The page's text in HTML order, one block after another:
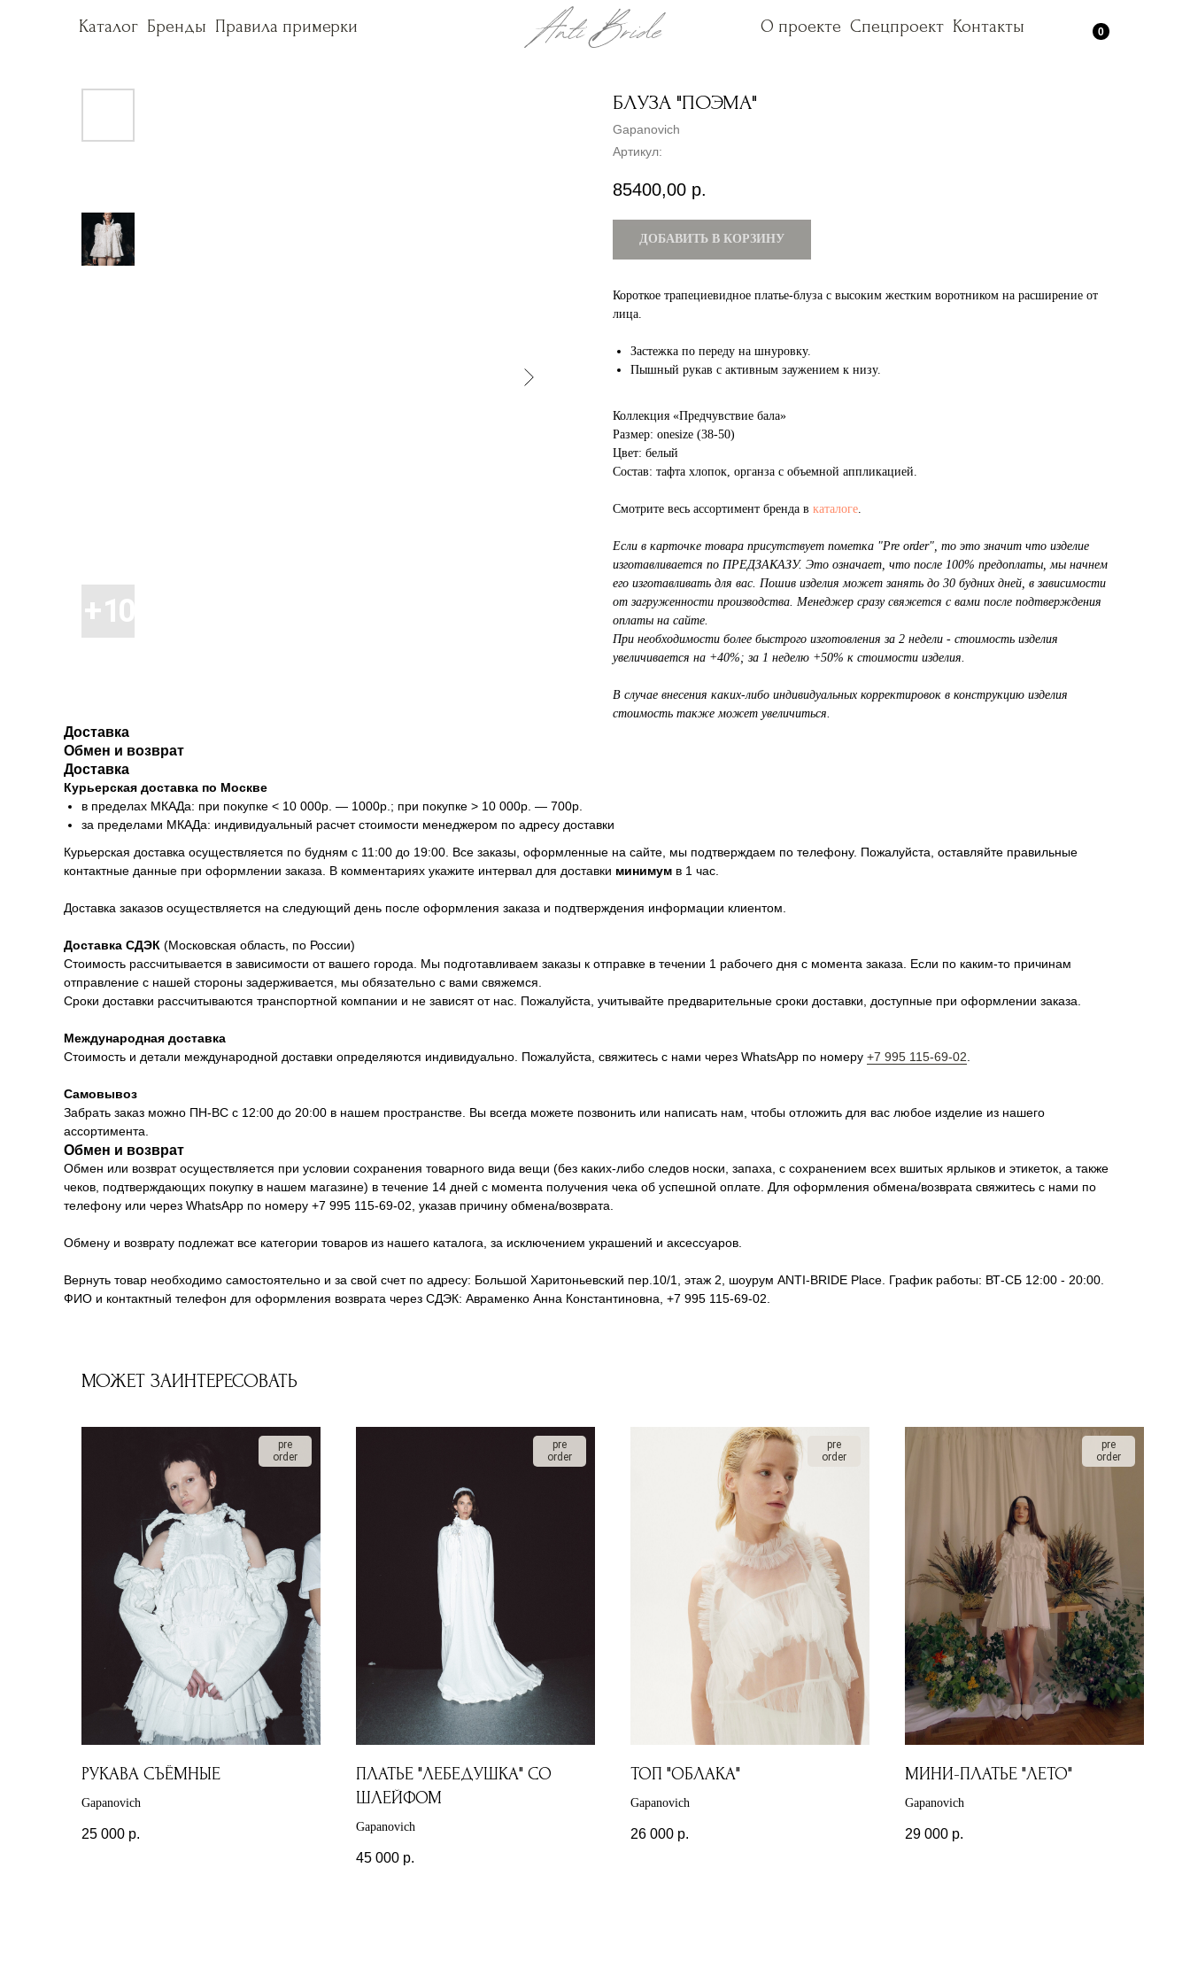
0
О проекте Спецпроект Контакты
Каталог Бренды Правила примерки О проекте Спецпроект Контакты
Каталог Бренды Правила примерки
БЛУЗА "ПОЭМА"
Gapanovich
Артикул:
85400,00 р.
ДОБАВИТЬ В КОРЗИНУ
Короткое трапециевидное платье-блуза с высоким жестким воротником на расширение от
лица.
Застежка по переду на шнуровку.
Пышный рукав с активным заужением к низу.
Коллекция «Предчувствие бала»
Размер: onesize (38-50)
Цвет: белый
Состав: тафта хлопок, органза с объемной аппликацией.
Смотрите весь ассортимент бренда в каталоге.
Если в карточке товара присутствует пометка "Pre order", то это значит что изделие
изготавливается по ПРЕДЗАКАЗУ. Это означает, что после 100% предоплаты, мы начнем
его изготавливать для вас. Пошив изделия может занять до 30 будних дней, в зависимости
от загруженности производства. Менеджер сразу свяжется с вами после подтверждения
оплаты на сайте.
При необходимости более быстрого изготовления за 2 недели - стоимость изделия
увеличивается на +40%; за 1 неделю +50% к стоимости изделия.
В случае внесения каких-либо индивидуальных корректировок в конструкцию изделия
стоимость также может увеличиться.
Доставка
Обмен и возврат
Доставка
Курьерская доставка по Москве
в пределах МКАДа: при покупке < 10 000р. — 1000р.; при покупке > 10 000р. — 700р.
за пределами МКАДа: индивидуальный расчет стоимости менеджером по адресу доставки
Курьерская доставка осуществляется по будням с 11:00 до 19:00. Все заказы, оформленные на сайте, мы подтверждаем по телефону. Пожалуйста, оставляйте правильные
контактные данные при оформлении заказа. В комментариях укажите интервал для доставки минимум в 1 час.
Доставка заказов осуществляется на следующий день после оформления заказа и подтверждения информации клиентом.
Доставка СДЭК (Московская область, по России)
Стоимость рассчитывается в зависимости от вашего города. Мы подготавливаем заказы к отправке в течении 1 рабочего дня с момента заказа. Если по каким-то причинам
отправление с нашей стороны задерживается, мы обязательно с вами свяжемся.
Сроки доставки рассчитываются транспортной компании и не зависят от нас. Пожалуйста, учитывайте предварительные сроки доставки, доступные при оформлении заказа.
Международная доставка
Стоимость и детали международной доставки определяются индивидуально. Пожалуйста, свяжитесь с нами через WhatsApp по номеру +7 995 115-69-02.
Самовывоз
Забрать заказ можно ПН-ВС с 12:00 до 20:00 в нашем пространстве. Вы всегда можете позвонить или написать нам, чтобы отложить для вас любое изделие из нашего
ассортимента.
Обмен и возврат
Обмен или возврат осуществляется при условии сохранения товарного вида вещи (без каких-либо следов носки, запаха, с сохранением всех вшитых ярлыков и этикеток, а также
чеков, подтверждающих покупку в нашем магазине) в течение 14 дней с момента получения чека об успешной оплате. Для оформления обмена/возврата свяжитесь с нами по
телефону или через WhatsApp по номеру +7 995 115-69-02, указав причину обмена/возврата.
Обмену и возврату подлежат все категории товаров из нашего каталога, за исключением украшений и аксессуаров.
Вернуть товар необходимо самостоятельно и за свой счет по адресу: Большой Харитоньевский пер.10/1, этаж 2, шоурум ANTI-BRIDE Place. График работы: ВТ-СБ 12:00 - 20:00.
ФИО и контактный телефон для оформления возврата через СДЭК: Авраменко Анна Константиновна, +7 995 115-69-02.
МОЖЕТ ЗАИНТЕРЕСОВАТЬ
pre
order
РУКАВА СЪЁМНЫЕ
Gapanovich
25 000 р.
pre
order
ПЛАТЬЕ "ЛЕБЕДУШКА" СО
ШЛЕЙФОМ
Gapanovich
45 000 р.
pre
order
ТОП "ОБЛАКА"
Gapanovich
26 000 р.
pre
order
МИНИ-ПЛАТЬЕ "ЛЕТО"
Gapanovich
29 000 р.